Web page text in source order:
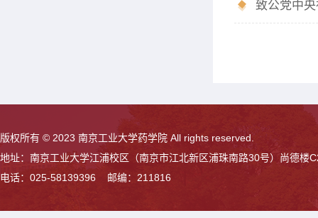
致公党中
版权所有 © 2023 南京工业大学药学院 All rights reserved.
地址：南京工业大学江浦校区（南京市江北新区浦珠南路30号）尚德楼
电话：025-58139396 邮编：211816